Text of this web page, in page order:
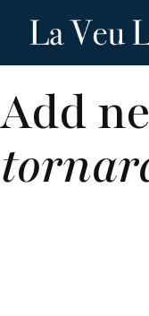
Vés
al
contingut
Add